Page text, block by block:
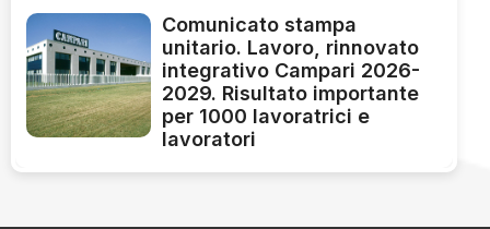
Comunicato stampa
unitario. Lavoro, rinnovato
integrativo Campari 2026-
2029. Risultato importante
per 1000 lavoratrici e
lavoratori